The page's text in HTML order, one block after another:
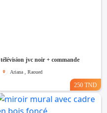
télévision jvc noir + commande
Ariana , Raoued
250 TND